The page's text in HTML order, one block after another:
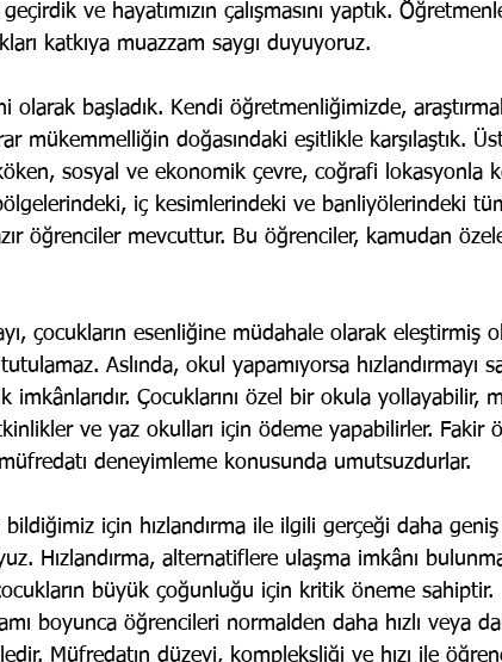
ve hayatımızın çalışmasını yaptık.
katkıya muazzam saygı duyuyoruz.
olarak başladık. Kendi öğretmenliğimizde,
mükemmelliğin doğasındaki eşitlikle karşılaştık.
sosyal ve ekonomik çevre, coğrafi lokasyonla
iç kesimlerindeki ve banliyölerindeki
öğrenciler mevcuttur. Bu öğrenciler, kamudan
çocukların esenliğine müdahale olarak eleştirmiş
Aslında, okul yapamıyorsa hızlandırmayı
imkânlarıdır. Çocuklarını özel bir okula yollayabilir,
ve yaz okulları için ödeme yapabilirler. Fakir
deneyimleme konusunda umutsuzdurlar.
bildiğimiz için hızlandırma ile ilgili gerçeği daha
Hızlandırma, alternatiflere ulaşma imkânı
büyük çoğunluğu için kritik öneme sahiptir.
boyunca öğrencileri normalden daha hızlı veya
Müfredatın düzeyi, kompleksliği ve hızı ile